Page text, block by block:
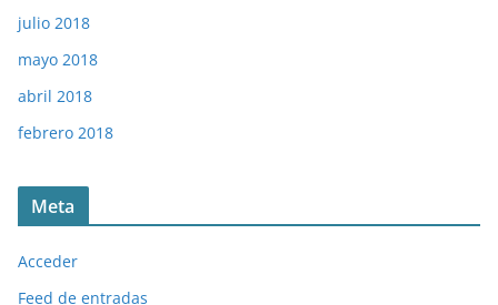
julio 2018
mayo 2018
abril 2018
febrero 2018
Meta
Acceder
Feed de entradas